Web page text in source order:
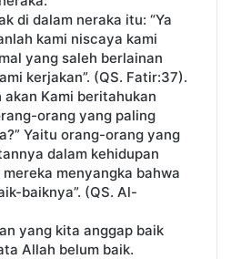
di dalam neraka itu: “Ya
kami niscaya kami
yang saleh berlainan
kerjakan”. (QS. Fatir:37).
akan Kami beritahukan
orang yang paling
Yaitu orang-orang yang
dalam kehidupan
menyangka bahwa
baiknya”. (QS. Al-
yang kita anggap baik
Allah belum baik.